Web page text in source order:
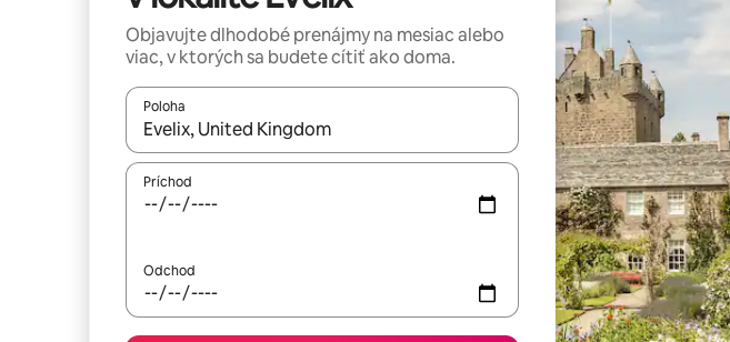
Objavujte dlhodobé prenájmy na mesiac alebo
viac, v ktorých sa budete cítiť ako doma.
Poloha
Keď budú výsledky k dispozícii, môžete si ich prechádzať pomocou klávesov so
Príchod
Odchod